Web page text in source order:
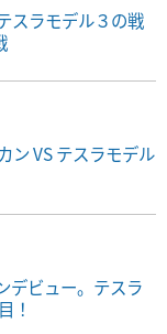
スラモデル３の戦
ン VS テスラモデル
デビュー。テスラ
！